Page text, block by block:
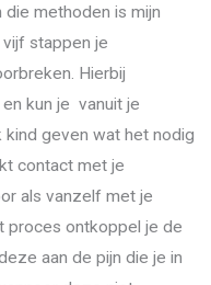
die methoden is mijn
stappen je
Hierbij
kun je vanuit je
geven wat het nodig
contact met je
als vanzelf met je
proces ontkoppel je de
aan de pijn die je in